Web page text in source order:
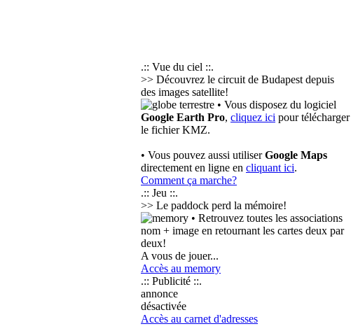
.:: Vue du ciel ::.
>> Découvrez le circuit de Budapest depuis
des images satellite!
• Vous disposez du logiciel
Google Earth Pro, cliquez ici pour télécharger
le fichier KMZ.
• Vous pouvez aussi utiliserGoogle Maps
directement en ligne en cliquant ici.
Comment ça marche?
.:: Jeu ::.
>> Le paddock perd la mémoire!
• Retrouvez toutes les associations
nom + image en retournant les cartes deux par
deux!
A vous de jouer...
Accès au memory
.:: Publicité ::.
annonce
désactivée
Accès au carnet d'adresses